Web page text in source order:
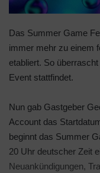
Das Summer Game
immer mehr zu einem
etabliert. So
Event stattfindet.
Nun gab Gastgeber
Account das
beginnt das Summer
20 Uhr deutscher Zeit
Neuankündigungen,